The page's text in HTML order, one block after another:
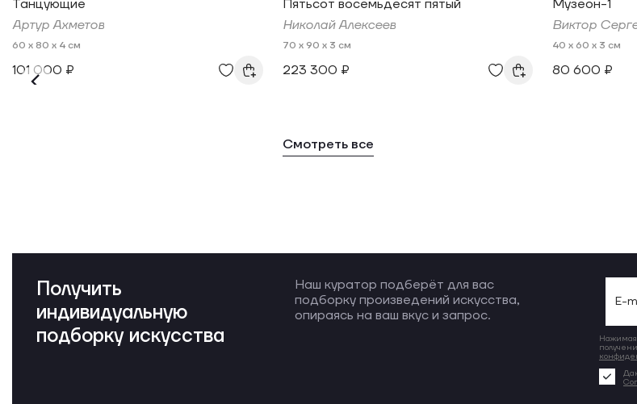
Танцующие
Артур Ахметов
60 x 80 x 4 см
101 000 ₽
Пятьсот восемьдесят пятый
Николай Алексеев
70 x 90 x 3 см
223 300 ₽
Музеон-1
Виктор
40 x 60 x 3 см
80 600 ₽
Смотреть все
Получить
индивидуальную
подборку искусства
Наш куратор подберёт для вас
подборку произведений искусства,
опираясь на ваш вкус и запрос.
Нажимая